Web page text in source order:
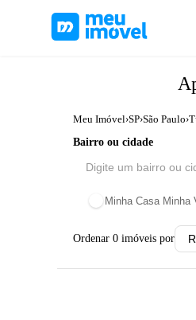
Meu Imóvel›SP›São Paulo›
Bairro ou cidade
Minha Casa Minha
Ordenar 0 imóveis por